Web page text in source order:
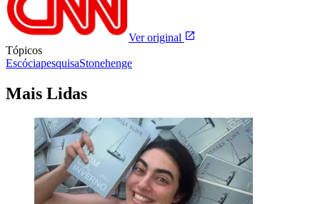
Ver original
Tópicos
EscóciapesquisaStonehenge
Mais Lidas